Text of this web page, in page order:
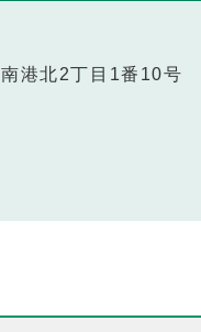
港北2丁目1番10号